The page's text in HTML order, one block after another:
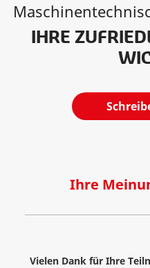
IHRE
Ihre
Vielen Dank für Ihre